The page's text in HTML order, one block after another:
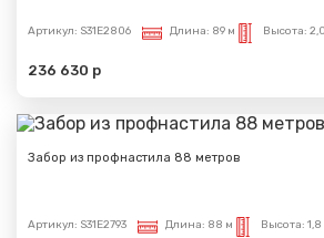
Артикул: S31E2806 Длина: 89 м Высота:
236 630 р
Забор из профнастила 88 метров
Артикул: S31E2793 Длина: 88 м Высота: 1,8
Спасибо за обращение, наш